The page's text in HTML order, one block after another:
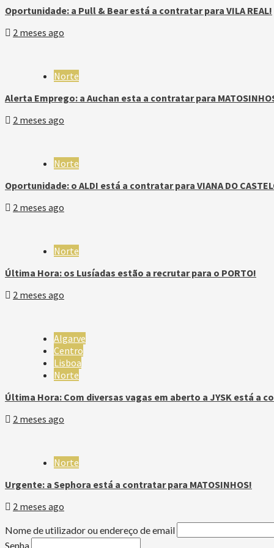
Oportunidade: a Pull & Bear está a contratar para VILA REAL!
2 meses ago
Norte
Alerta Emprego: a Auchan esta a contratar para
2 meses ago
Norte
Oportunidade: o ALDI está a contratar para VIANA DO
2 meses ago
Norte
Última Hora: os Lusíadas estão a recrutar para o PORTO!
2 meses ago
Algarve
Centro
Lisboa
Norte
Última Hora: Com diversas vagas em aberto a JYSK está a
2 meses ago
Norte
Urgente: a Sephora está a contratar para MATOSINHOS!
2 meses ago
Nome de utilizador ou endereço de email
Senha